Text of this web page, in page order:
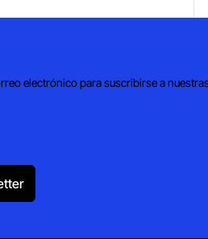
electrónico para suscribirse a